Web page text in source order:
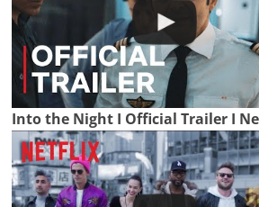
Into the Night I Official Trailer I